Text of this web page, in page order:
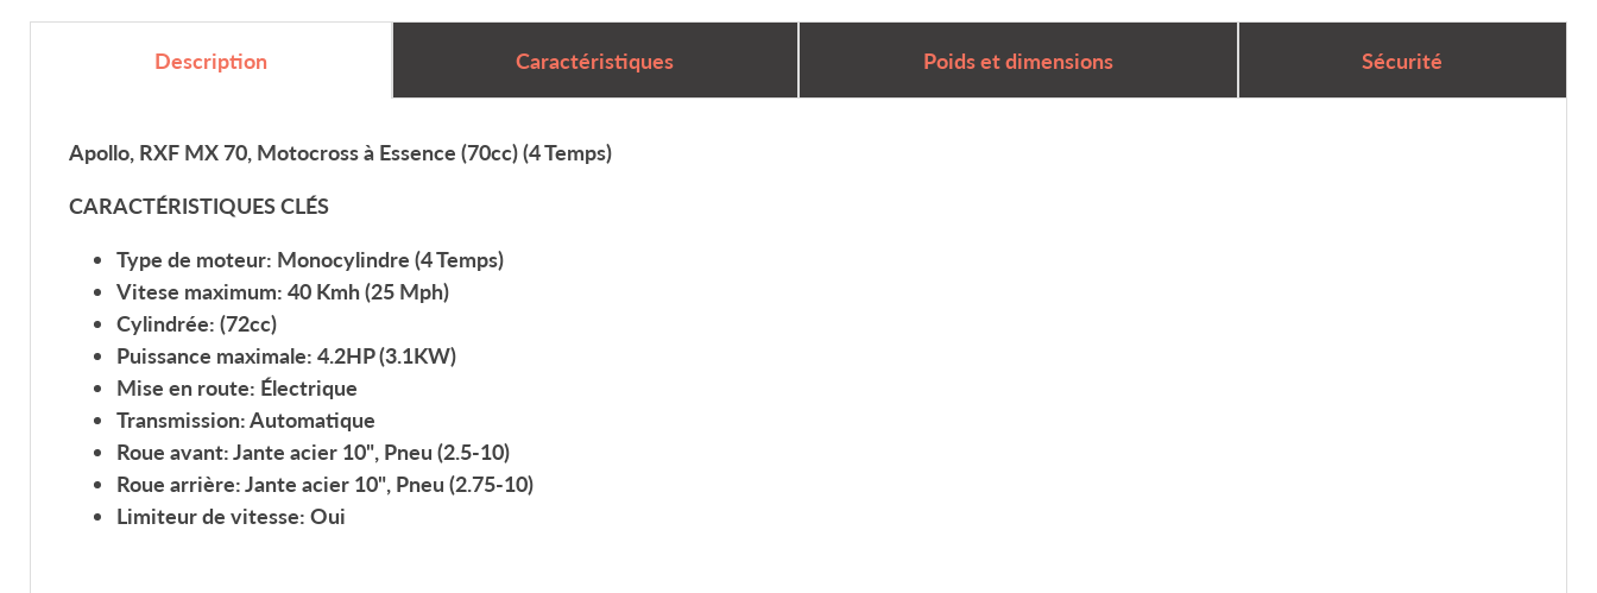
Description
Apollo, RXF MX 70, Motocross à Essence (70cc) (4 Temps)
CARACTÉRISTIQUES CLÉS
Type de moteur: Monocylindre (4 Temps)
Vitese maximum: 40 Kmh (25 Mph)
Cylindrée: (72cc)
Puissance maximale: 4.2HP (3.1KW)
Mise en route: Électrique
Transmission: Automatique
Roue avant: Jante acier 10", Pneu (2.5-10)
Roue arrière: Jante acier 10", Pneu (2.75-10)
Limiteur de vitesse: Oui
Caractéristiques Poids et dimensions Sécurité